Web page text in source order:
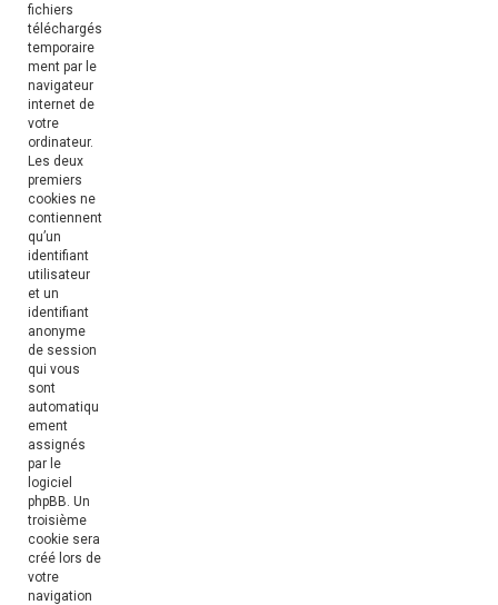
fichiers
téléchargés
temporaire
ment par le
navigateur
internet de
votre
ordinateur.
Les deux
premiers
cookies ne
contiennent
qu’un
identifiant
utilisateur
et un
identifiant
anonyme
de session
qui vous
sont
automatiqu
ement
assignés
par le
logiciel
phpBB. Un
troisième
cookie sera
créé lors de
votre
navigation